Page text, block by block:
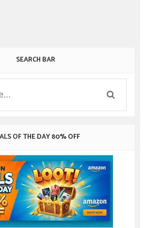
SEARCH BAR
OF THE DAY 80% OFF